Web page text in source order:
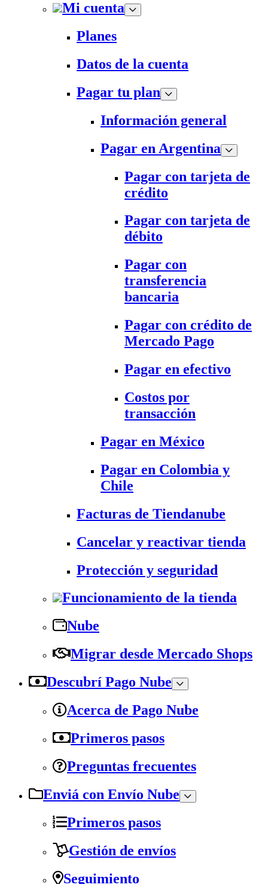
Mi cuenta
Planes
Datos de la cuenta
Pagar tu plan
Información general
Pagar en Argentina
Pagar con tarjeta de
crédito
Pagar con tarjeta de
débito
Pagar con
transferencia
bancaria
Pagar con crédito de
Mercado Pago
Pagar en efectivo
Costos por
transacción
Pagar en México
Pagar en Colombia y
Chile
Facturas de Tiendanube
Cancelar y reactivar tienda
Protección y seguridad
Funcionamiento de la tienda
Nube
Migrar desde Mercado Shops
Descubrí Pago Nube
Acerca de Pago Nube
Primeros pasos
Preguntas frecuentes
Enviá con Envío Nube
Primeros pasos
Gestión de envíos
Seguimiento